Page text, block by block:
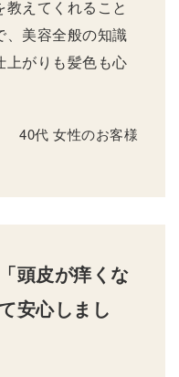
えてくれること
、美容全般の知識
上がりも髪色も心
40代 女性のお客様
頭皮が痒くな
安心しまし